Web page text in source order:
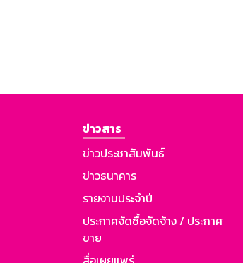
ข่าวสาร
ข่าวประชาสัมพันธ์
ข่าวธนาคาร
รายงานประจำปี
ประกาศจัดซื้อจัดจ้าง / ประกาศ
ขาย